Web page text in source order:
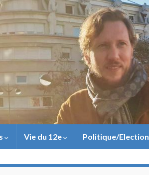
Vie du 12e Politique/Election